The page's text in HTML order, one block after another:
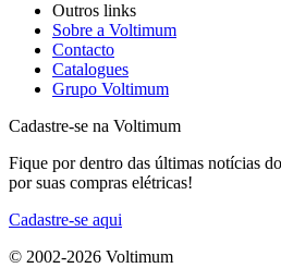
Outros links
Sobre a Voltimum
Contacto
Catalogues
Grupo Voltimum
Cadastre-se na Voltimum
Fique por dentro das últimas notícias
por suas compras elétricas!
Cadastre-se aqui
© 2002-2026 Voltimum